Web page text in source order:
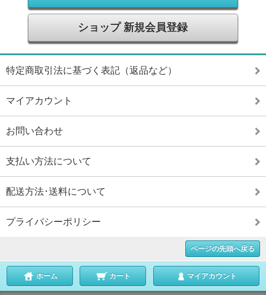
ショップ 新規会員登録
特定商取引法に基づく表記（返品など）
マイアカウント
お問い合わせ
支払い方法について
配送方法･送料について
プライバシーポリシー
ページの先頭へ戻る
ホーム カート マイアカウント